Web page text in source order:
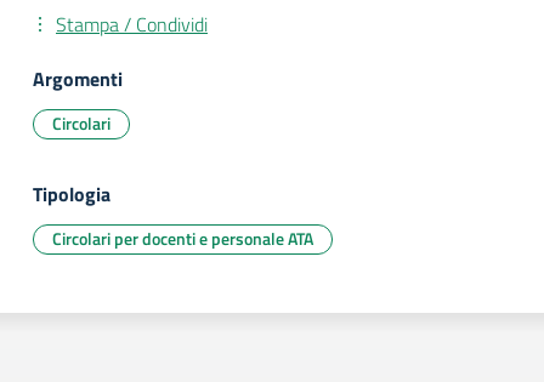
Stampa / Condividi
Argomenti
Circolari
Tipologia
Circolari per docenti e personale ATA